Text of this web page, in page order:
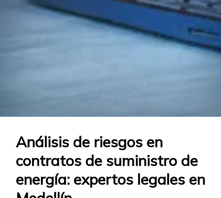
Análisis de riesgos en
contratos de suministro de
energía: expertos legales en